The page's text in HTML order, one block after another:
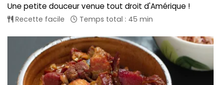
Une petite douceur venue tout droit d'Amérique !
Recette facile Temps total : 45 min